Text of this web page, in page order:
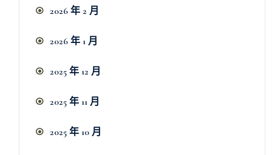
2026 年 2 月
2026 年 1 月
2025 年 12 月
2025 年 11 月
2025 年 10 月